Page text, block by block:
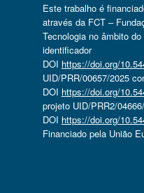
Este trabalho é
através da FCT –
Tecnologia no âmbito
identificador
DOI https://doi.org/
UID/PRR/00657/2025
DOI https://doi.org/
projeto UID/PRR2/
DOI https://doi.org/
Financiado pela União